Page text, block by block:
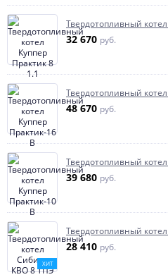
Твердотопливный
32 670 руб.
Твердотопливный
48 670 руб.
Твердотопливный
39 680 руб.
ХИТ
Твердотопливный
28 410 руб.